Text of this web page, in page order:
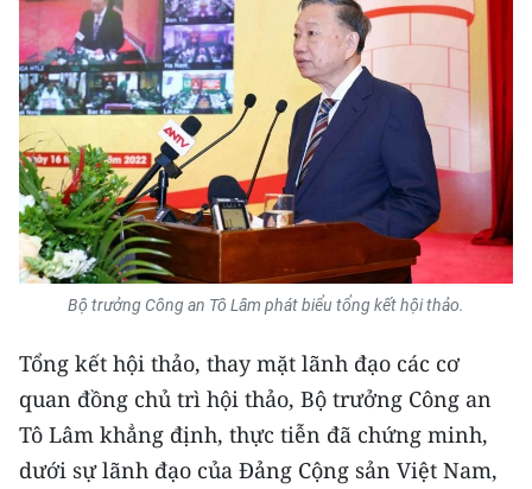
ENGLISH
中文
FRANÇAIS
РУССКИЙ
ESPAÑOL
한국어Bộ trưởng Công an Tô Lâm phát biểu tổng kết hội thảo.
Tổng kết hội thảo, thay mặt lãnh đạo các cơ
quan đồng chủ trì hội thảo, Bộ trưởng Công an
Tô Lâm khẳng định, thực tiễn đã chứng minh,
dưới sự lãnh đạo của Đảng Cộng sản Việt Nam,